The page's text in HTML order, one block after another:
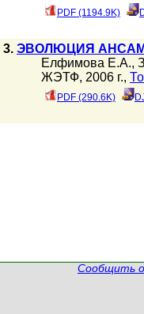
PDF (1194.9K)
3. ЭВОЛЮЦИЯ
Елфимова Е.А.,
ЖЭТФ, 2006 г.,
PDF (290.6K)
Сообщить о